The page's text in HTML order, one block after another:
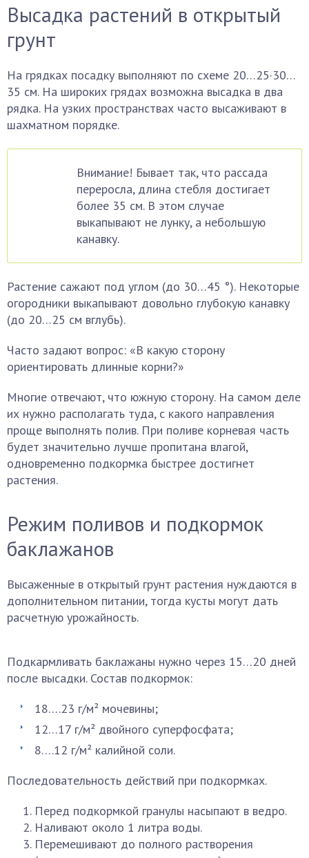
Высадка растений в открытый
грунт
На грядках посадку выполняют по схеме 20…25·30…
35 см. На широких грядах возможна высадка в два
рядка. На узких пространствах часто высаживают в
шахматном порядке.
Внимание! Бывает так, что рассада
переросла, длина стебля достигает
более 35 см. В этом случае
выкапывают не лунку, а небольшую
канавку.
Растение сажают под углом (до 30…45 °). Некоторые
огородники выкапывают довольно глубокую канавку
(до 20…25 см вглубь).
Часто задают вопрос: «В какую сторону
ориентировать длинные корни?»
Многие отвечают, что южную сторону. На самом деле
их нужно располагать туда, с какого направления
проще выполнять полив. При поливе корневая часть
будет значительно лучше пропитана влагой,
одновременно подкормка быстрее достигнет
растения.
Режим поливов и подкормок
баклажанов
Высаженные в открытый грунт растения нуждаются в
дополнительном питании, тогда кусты могут дать
расчетную урожайность.
Подкармливать баклажаны нужно через 15…20 дней
после высадки. Состав подкормок:
18….23 г/м² мочевины;
12…17 г/м² двойного суперфосфата;
8….12 г/м² калийной соли.
Последовательность действий при подкормках.
Перед подкормкой гранулы насыпают в ведро.
Наливают около 1 литра воды.
Перемешивают до полного растворения